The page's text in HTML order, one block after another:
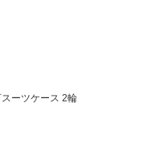
ーツケース 2輪